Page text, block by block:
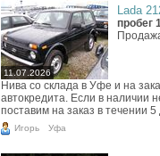
11.07.2026
Lada
пробег
Нива со склада в Уфе и на
автокредита. Если в наличии
поставим на заказ в течении 5
Игорь Уфа